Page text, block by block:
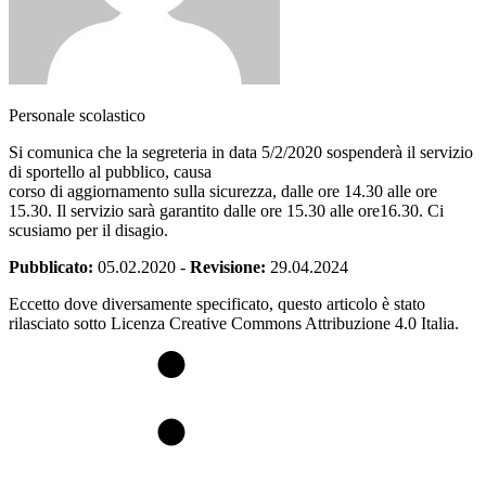
Personale scolastico
Si comunica che la segreteria in data 5/2/2020 sospenderà il servizio
di sportello al pubblico, causa
corso di aggiornamento sulla sicurezza, dalle ore 14.30 alle ore
15.30. Il servizio sarà garantito dalle ore 15.30 alle ore16.30. Ci
scusiamo per il disagio.
Pubblicato: 05.02.2020 - Revisione: 29.04.2024
Eccetto dove diversamente specificato, questo articolo è stato
rilasciato sotto Licenza Creative Commons Attribuzione 4.0 Italia.